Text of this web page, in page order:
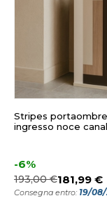
Stripes
ingresso noce
-6%
193,00 €181,99 €
Consegna entro: 19/